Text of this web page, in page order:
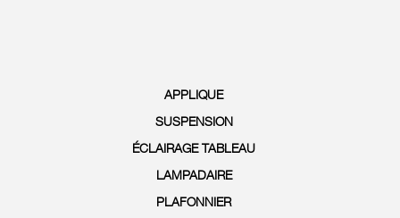
APPLIQUE
SUSPENSION
ÉCLAIRAGE TABLEAU
LAMPADAIRE
PLAFONNIER